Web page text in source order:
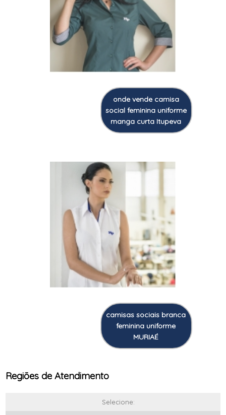
onde vende camisa
social feminina uniforme
manga curta Itupeva
camisas sociais branca
feminina uniforme
MURIAÉ
Regiões de Atendimento
Selecione: